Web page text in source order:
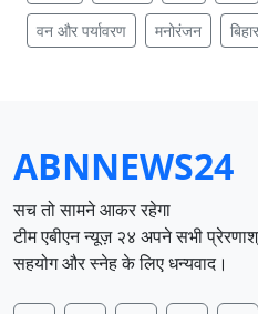
वन और पर्यावरण मनोरंजन बिहार
ABNNEWS24
सच तो सामने आकर रहेगा
टीम एबीएन न्यूज़ २४ अपने सभी
सहयोग और स्नेह के लिए धन्यवाद।